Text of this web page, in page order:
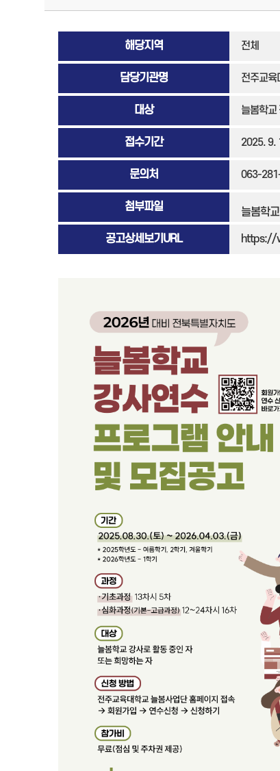
해당지역 전체
담당기관명 전주교육
대상 늘봄학교
접수기간 2025. 9.
문의처 063-
첨부파일 늘봄학
공고상세보기URL https://